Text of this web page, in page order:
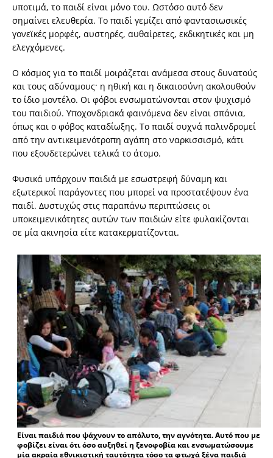
υποτιμά, το παιδί είναι μόνο του. Ωστόσο αυτό δεν
σημαίνει ελευθερία. Το παιδί γεμίζει από φαντασιωσικές
γονεϊκές μορφές, αυστηρές, αυθαίρετες, εκδικητικές και μη
ελεγχόμενες.
Ο κόσμος για το παιδί μοιράζεται ανάμεσα στους δυνατούς
και τους αδύναμους· η ηθική και η δικαιοσύνη ακολουθούν
το ίδιο μοντέλο. Οι φόβοι ενσωματώνονται στον ψυχισμό
του παιδιού. Υποχονδριακά φαινόμενα δεν είναι σπάνια,
όπως και ο φόβος καταδίωξης. Το παιδί συχνά παλινδρομεί
από την αντικειμενότροπη αγάπη στο ναρκισσισμό, κάτι
που εξουδετερώνει τελικά το άτομο.
Φυσικά υπάρχουν παιδιά με εσωστρεφή δύναμη και
εξωτερικοί παράγοντες που μπορεί να προστατέψουν ένα
παιδί. Δυστυχώς στις παραπάνω περιπτώσεις οι
υποκειμενικότητες αυτών των παιδιών είτε φυλακίζονται
σε μία ακινησία είτε κατακερματίζονται.
Είναι παιδιά που ψάχνουν το απόλυτο, την αγνότητα. Αυτό που με
φοβίζει είναι ότι όσο αυξηθεί η ξενοφοβία και ενσωματώσουμε
μία ακραία εθνικιστική ταυτότητα τόσο τα φτωχά ξένα παιδιά